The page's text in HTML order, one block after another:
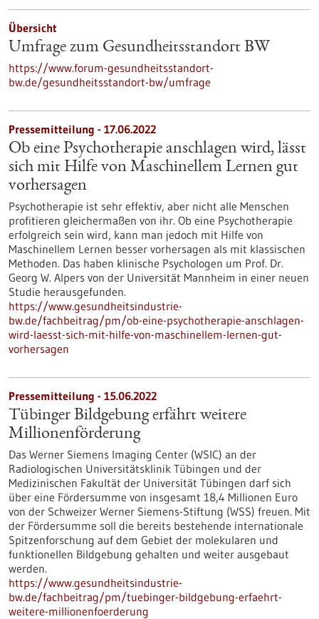
Übersicht
Umfrage zum Gesundheitsstandort BW
https://www.forum-gesundheitsstandort-
bw.de/gesundheitsstandort-bw/umfrage
Pressemitteilung - 17.06.2022
Ob eine Psychotherapie anschlagen wird, lässt
sich mit Hilfe von Maschinellem Lernen gut
vorhersagen
Psychotherapie ist sehr effektiv, aber nicht alle Menschen
profitieren gleichermaßen von ihr. Ob eine Psychotherapie
erfolgreich sein wird, kann man jedoch mit Hilfe von
Maschinellem Lernen besser vorhersagen als mit klassischen
Methoden. Das haben klinische Psychologen um Prof. Dr.
Georg W. Alpers von der Universität Mannheim in einer neuen
Studie herausgefunden.
https://www.gesundheitsindustrie-
bw.de/fachbeitrag/pm/ob-eine-psychotherapie-anschlagen-
wird-laesst-sich-mit-hilfe-von-maschinellem-lernen-gut-
vorhersagen
Pressemitteilung - 15.06.2022
Tübinger Bildgebung erfährt weitere
Millionenförderung
Das Werner Siemens Imaging Center (WSIC) an der
Radiologischen Universitätsklinik Tübingen und der
Medizinischen Fakultät der Universität Tübingen darf sich
über eine Fördersumme von insgesamt 18,4 Millionen Euro
von der Schweizer Werner Siemens-Stiftung (WSS) freuen. Mit
der Fördersumme soll die bereits bestehende internationale
Spitzenforschung auf dem Gebiet der molekularen und
funktionellen Bildgebung gehalten und weiter ausgebaut
werden.
https://www.gesundheitsindustrie-
bw.de/fachbeitrag/pm/tuebinger-bildgebung-erfaehrt-
weitere-millionenfoerderung